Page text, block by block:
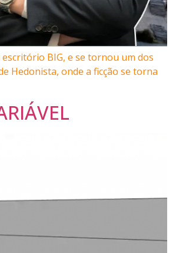
escritório BIG, e se tornou um dos
Hedonista, onde a ficção se torna